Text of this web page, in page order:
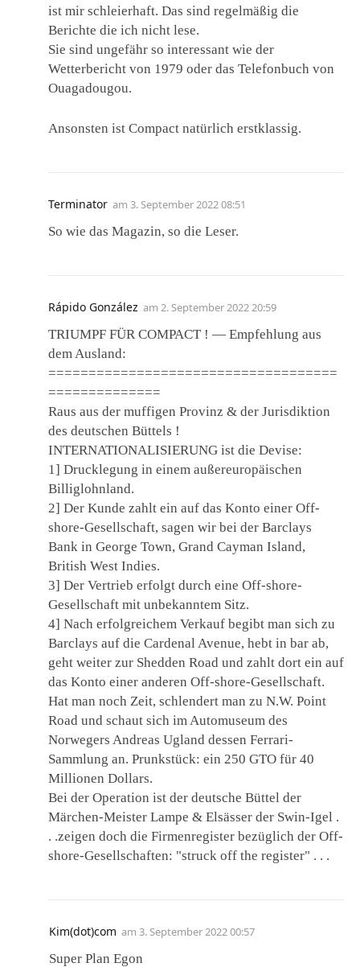
ist mir schleierhaft. Das sind regelmäßig die
Berichte die ich nicht lese.
Sie sind ungefähr so interessant wie der
Wetterbericht von 1979 oder das Telefonbuch von
Ouagadougou.
Ansonsten ist Compact natürlich erstklassig.
Terminator am 3. September 2022 08:51
So wie das Magazin, so die Leser.
Rápido González am 2. September 2022 20:59
TRIUMPF FÜR COMPACT ! — Empfehlung aus
dem Ausland:
====================================
==============
Raus aus der muffigen Provinz & der Jurisdiktion
des deutschen Büttels !
INTERNATIONALISIERUNG ist die Devise:
1] Drucklegung in einem außereuropäischen
Billiglohnland.
2] Der Kunde zahlt ein auf das Konto einer Off-
shore-Gesellschaft, sagen wir bei der Barclays
Bank in George Town, Grand Cayman Island,
British West Indies.
3] Der Vertrieb erfolgt durch eine Off-shore-
Gesellschaft mit unbekanntem Sitz.
4] Nach erfolgreichem Verkauf begibt man sich zu
Barclays auf die Cardenal Avenue, hebt in bar ab,
geht weiter zur Shedden Road und zahlt dort ein auf
das Konto einer anderen Off-shore-Gesellschaft.
Hat man noch Zeit, schlendert man zu N.W. Point
Road und schaut sich im Automuseum des
Norwegers Andreas Ugland dessen Ferrari-
Sammlung an. Prunkstück: ein 250 GTO für 40
Millionen Dollars.
Bei der Operation ist der deutsche Büttel der
Märchen-Meister Lampe & Elsässer der Swin-Igel .
. .zeigen doch die Firmenregister bezüglich der Off-
shore-Gesellschaften: "struck off the register" . . .
Kim(dot)com am 3. September 2022 00:57
Super Plan Egon